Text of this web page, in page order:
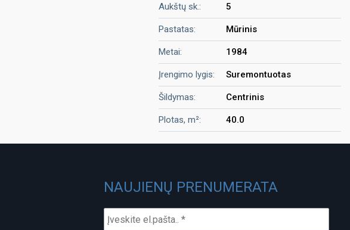
Aukštų sk.: 5
Pastatas: Mūrinis
Metai: 1984
Įrengimo lygis: Suremontuotas
Šildymas: Centrinis
Plotas, m²: 40.0
NAUJIENŲ PRENUMERATA